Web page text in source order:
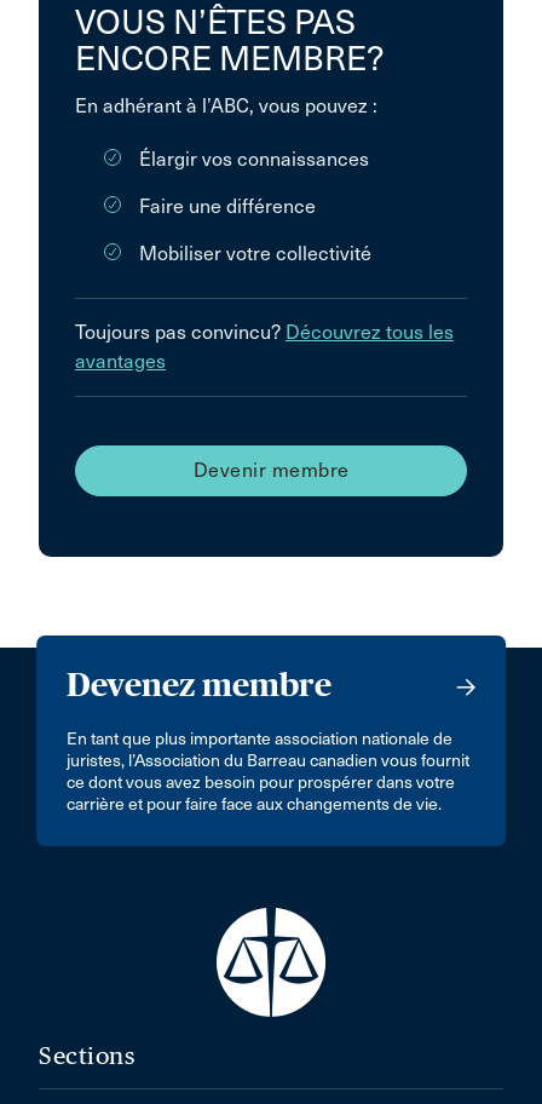
VOUS N’ÊTES PAS
ENCORE MEMBRE?
En adhérant à l’ABC, vous pouvez :
Élargir vos connaissances
Faire une différence
Mobiliser votre collectivité
Toujours pas convincu? Découvrez tous les
avantages
Devenir membre
Devenez membre
En tant que plus importante association nationale de
juristes, l’Association du Barreau canadien vous fournit
ce dont vous avez besoin pour prospérer dans votre
carrière et pour faire face aux changements de vie.
Sections